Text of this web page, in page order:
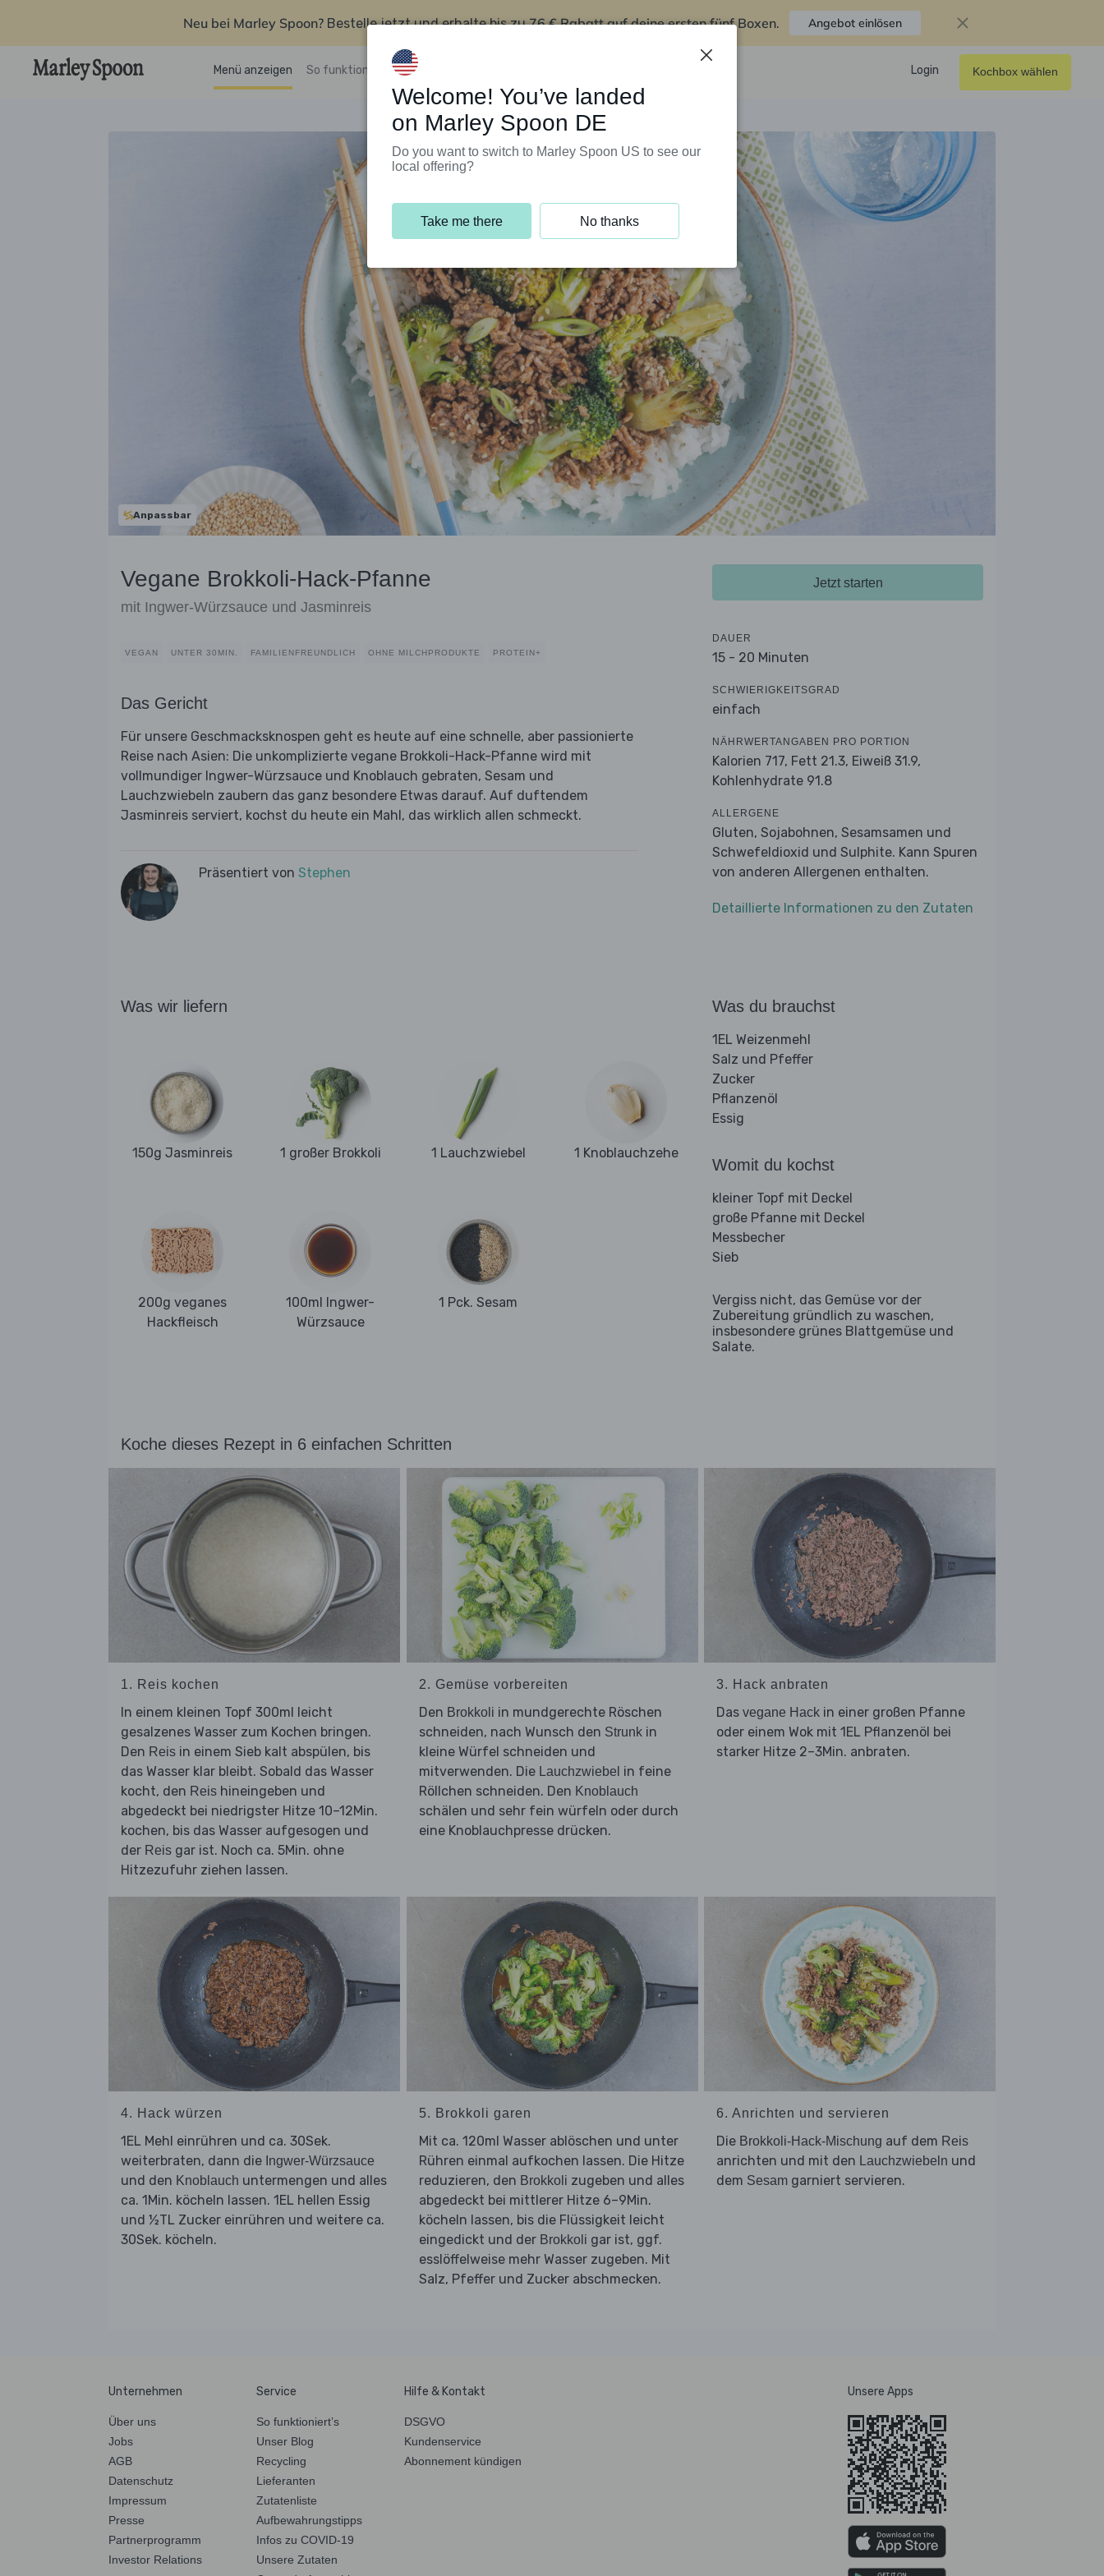
Neu bei Marley Spoon? Bestelle jetzt und erhalte bis zu76 € Rabatt auf deine ersten fünf Boxen. Angebot einlösen
Menü anzeigen So funktioniert’s Kundenservice Login Kochbox wählen
Anpassbar
Vegane Brokkoli-Hack-Pfanne
mit Ingwer-Würzsauce und Jasminreis
VEGAN UNTER 30MIN. FAMILIENFREUNDLICH OHNE MILCHPRODUKTE PROTEIN+
Das Gericht
Für unsere Geschmacksknospen geht es heute auf eine schnelle, aber passionierte
Reise nach Asien: Die unkomplizierte vegane Brokkoli-Hack-Pfanne wird mit
vollmundiger Ingwer-Würzsauce und Knoblauch gebraten, Sesam und
Lauchzwiebeln zaubern das ganz besondere Etwas darauf. Auf duftendem
Jasminreis serviert, kochst du heute ein Mahl, das wirklich allen schmeckt.
Präsentiert von Stephen
Jetzt starten
DAUER
15 - 20 Minuten
SCHWIERIGKEITSGRAD
einfach
NÄHRWERTANGABEN PRO PORTION
Kalorien 717, Fett 21.3, Eiweiß 31.9,
Kohlenhydrate 91.8
ALLERGENE
Gluten, Sojabohnen, Sesamsamen und
Schwefeldioxid und Sulphite. Kann Spuren
von anderen Allergenen enthalten.
Detaillierte Informationen zu den Zutaten
Was wir liefern
150g Jasminreis 1 großer Brokkoli 1 Lauchzwiebel 1 Knoblauchzehe
200g veganes
Hackfleisch
100ml Ingwer-
Würzsauce
1 Pck. Sesam
Was du brauchst
1EL Weizenmehl
Salz und Pfeffer
Zucker
Pflanzenöl
Essig
Womit du kochst
kleiner Topf mit Deckel
große Pfanne mit Deckel
Messbecher
Sieb
Vergiss nicht, das Gemüse vor der
Zubereitung gründlich zu waschen,
insbesondere grünes Blattgemüse und
Salate.
Koche dieses Rezept in 6 einfachen Schritten
1. Reis kochen
In einem kleinen Topf 300ml leicht
gesalzenes Wasser zum Kochen bringen.
Den Reis in einem Sieb kalt abspülen, bis
das Wasser klar bleibt. Sobald das Wasser
kocht, den Reis hineingeben und
abgedeckt bei niedrigster Hitze 10–12Min.
kochen, bis das Wasser aufgesogen und
der Reis gar ist. Noch ca. 5Min. ohne
Hitzezufuhr ziehen lassen.
2. Gemüse vorbereiten
Den Brokkoli in mundgerechte Röschen
schneiden, nach Wunsch den Strunkin
kleine Würfel schneiden und
mitverwenden. Die Lauchzwiebel in feine
Röllchen schneiden. Den Knoblauch
schälen und sehr fein würfeln oder durch
eine Knoblauchpresse drücken.
3. Hack anbraten
Das vegane Hack in einer großen Pfanne
oder einem Wok mit 1EL Pflanzenöl bei
starker Hitze 2–3Min. anbraten.
4. Hack würzen
1EL Mehl einrühren und ca. 30Sek.
weiterbraten, dann die Ingwer-Würzsauce
und den Knoblauch untermengen und alles
ca. 1Min. köcheln lassen. 1EL hellen Essig
und ½TL Zucker einrühren und weitere ca.
30Sek. köcheln.
5. Brokkoli garen
Mit ca. 120ml Wasser ablöschen und unter
Rühren einmal aufkochen lassen. Die Hitze
reduzieren, den Brokkoli zugeben und alles
abgedeckt bei mittlerer Hitze 6–9Min.
köcheln lassen, bis die Flüssigkeit leicht
eingedickt und der Brokkoli gar ist, ggf.
esslöffelweise mehr Wasser zugeben. Mit
Salz, Pfeffer und Zucker abschmecken.
6. Anrichten und servieren
Die Brokkoli-Hack-Mischung auf dem Reis
anrichten und mit den Lauchzwiebeln und
dem Sesam garniert servieren.
Unternehmen
Über uns
Jobs
AGB
Datenschutz
Impressum
Presse
Partnerprogramm
Investor Relations
Service
So funktioniert’s
Unser Blog
Recycling
Lieferanten
Zutatenliste
Aufbewahrungstipps
Infos zu COVID-19
Unsere Zutaten
Hilfe & Kontakt
DSGVO
Kundenservice
Abonnement kündigen
Unsere Apps
Welcome! You’ve landed
on Marley Spoon DE
Do you want to switch to Marley Spoon US to see our
local offering?
Take me there No thanks